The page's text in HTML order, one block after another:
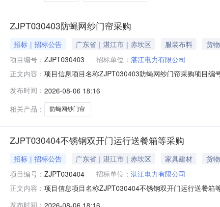
ZJPT030403防蝇网纱门帘采购
招标｜招标公告 广东省｜湛江市｜赤坎区 服装布料
货物
项目编号： ZJPT030403 招标单位： 湛江电力有限公司
正文内容： 项目信息项目名称ZJPT030403防蝇网纱门帘采购项目
单.doc食堂门帘采购计划单.xlsx湛江电力有限公司《采
发布时间： 2026-08-06 18:16
相关产品：
防蝇网纱门帘
ZJPT030404不锈钢双开门运行送餐箱等采购
招标｜招标公告 广东省｜湛江市｜赤坎区 家具建材
货物
项目编号： ZJPT030404 招标单位： 湛江电力有限公司
正文内容： 项目信息项目名称ZJPT030404不锈钢双开门运行送餐
发布时间： 2026-08-06 18:16